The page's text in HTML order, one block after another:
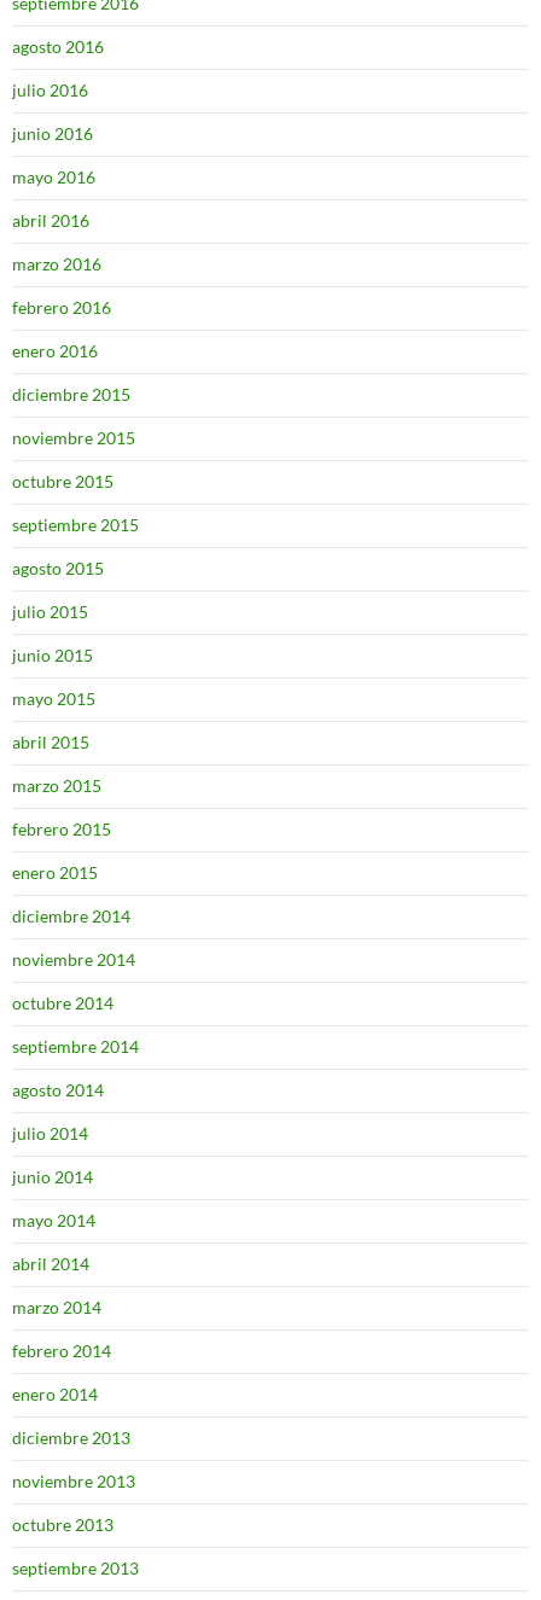
agosto 2016
julio 2016
junio 2016
mayo 2016
abril 2016
marzo 2016
febrero 2016
enero 2016
diciembre 2015
noviembre 2015
octubre 2015
septiembre 2015
agosto 2015
julio 2015
junio 2015
mayo 2015
abril 2015
marzo 2015
febrero 2015
enero 2015
diciembre 2014
noviembre 2014
octubre 2014
septiembre 2014
agosto 2014
julio 2014
junio 2014
mayo 2014
abril 2014
marzo 2014
febrero 2014
enero 2014
diciembre 2013
noviembre 2013
octubre 2013
septiembre 2013